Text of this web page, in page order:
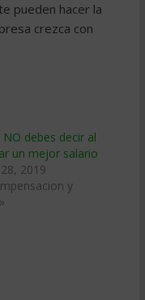
pueden hacer la
crezca con
NO debes decir al
un mejor salario
2019
y